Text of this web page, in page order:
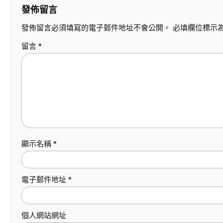
發佈留言
發佈留言必須填寫的電子郵件地址不會公開。 必填欄位標示
留言 *
顯示名稱 *
電子郵件地址 *
個人網站網址